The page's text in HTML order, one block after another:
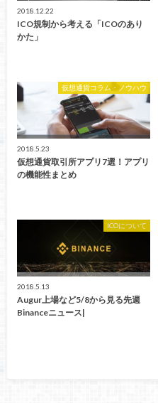
2018.12.22
ICO規制から考える「ICOのあり
かた」
仮想通貨コラム・ノウハウ
2018.5.23
仮想通貨取引所アプリ7選！アプリ
の機能性まとめ
ICOについて
2018.5.13
Augur上場など5/8から見る先週
Binanceニュース|